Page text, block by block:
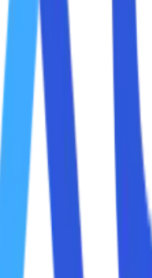
baik dari sisi
seperti perbaikan
Fi bisa melemah, yang
internet modern.